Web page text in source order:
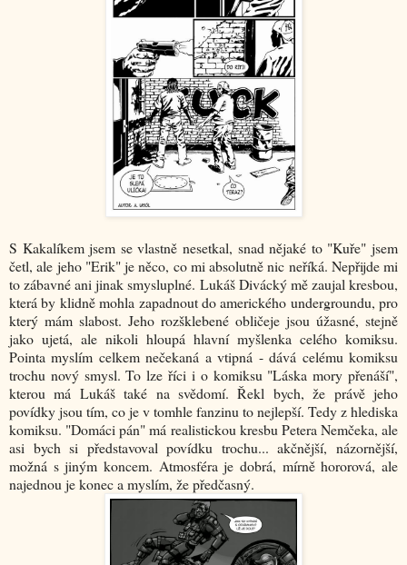
S Kakalíkem jsem se vlastně nesetkal, snad nějaké to "Kuře" jsem
četl, ale jeho "Erik" je něco, co mi absolutně nic neříká. Nepřijde mi
to zábavné ani jinak smysluplné. Lukáš Divácký mě zaujal kresbou,
která by klidně mohla zapadnout do amerického undergroundu, pro
který mám slabost. Jeho rozšklebené obličeje jsou úžasné, stejně
jako ujetá, ale nikoli hloupá hlavní myšlenka celého komiksu.
Pointa myslím celkem nečekaná a vtipná - dává celému komiksu
trochu nový smysl. To lze říci i o komiksu "Láska mory přenáší",
kterou má Lukáš také na svědomí. Řekl bych, že právě jeho
povídky jsou tím, co je v tomhle fanzinu to nejlepší. Tedy z hlediska
komiksu. "Domáci pán" má realistickou kresbu Petera Nemčeka, ale
asi bych si představoval povídku trochu... akčnější, názornější,
možná s jiným koncem. Atmosféra je dobrá, mírně hororová, ale
najednou je konec a myslím, že předčasný.